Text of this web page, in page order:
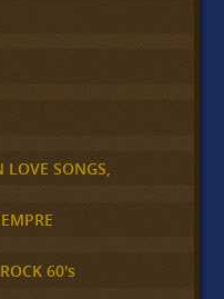
LOVE SONGS,
60's